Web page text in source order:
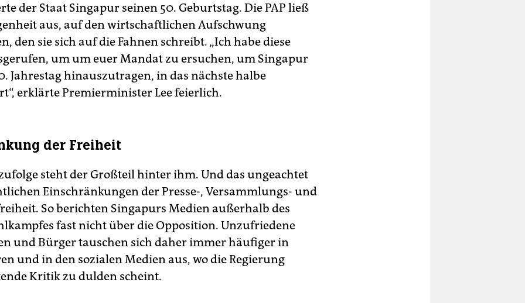
der Staat Singapur seinen 50. Geburtstag. Die PAP ließ
aus, auf den wirtschaftlichen Aufschwung
den sie sich auf die Fahnen schreibt. „Ich habe diese
um um euer Mandat zu ersuchen, um Singapur
Jahrestag hinauszutragen, in das nächste halbe
erklärte Premierminister Lee feierlich.
der Freiheit
steht der Großteil hinter ihm. Und das ungeachtet
Einschränkungen der Presse-, Versammlungs- und
So berichten Singapurs Medien außerhalb des
fast nicht über die Opposition. Unzufriedene
und Bürger tauschen sich daher immer häufiger in
und in den sozialen Medien aus, wo die Regierung
Kritik zu dulden scheint.